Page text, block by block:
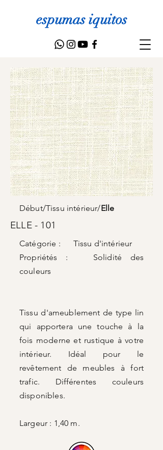
espumas iquitos
Début/Tissu intérieur/Elle
ELLE - 101
Catégorie : Tissu d'intérieur
Propriétés : Solidité des
couleurs
Tissu d'ameublement de type lin
qui apportera une touche à la
fois moderne et rustique à votre
intérieur. Idéal pour le
revêtement de meubles à fort
trafic. Différentes couleurs
disponibles.
Largeur : 1,40 m.